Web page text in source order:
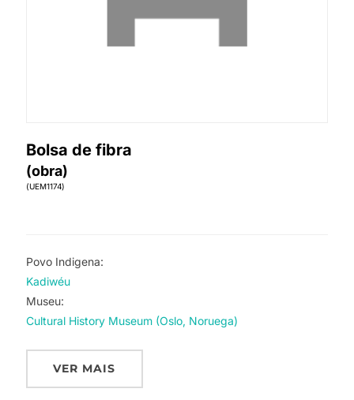
Bolsa de fibra
(obra)
(UEM1174)
Povo Indigena:
Kadiwéu
Museu:
Cultural History Museum (Oslo, Noruega)
VER MAIS